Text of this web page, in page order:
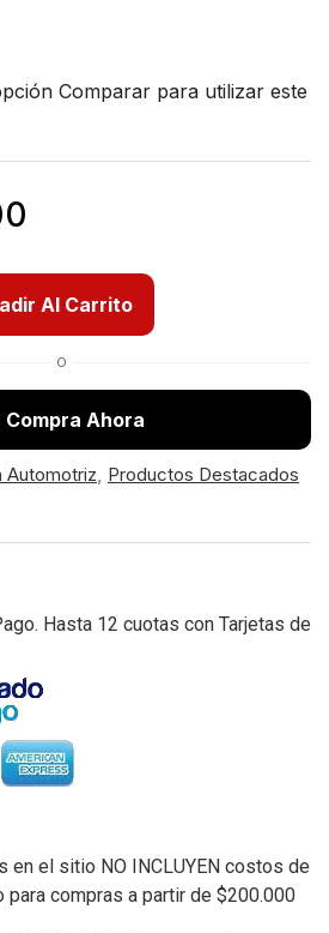
Comparar para utilizar este
Al Carrito
O
Compra Ahora
Automotriz Productos Destacados
Hasta 12 cuotas con Tarjetas de
en el sitio NO INCLUYEN costos de
para compras a partir de $200.000